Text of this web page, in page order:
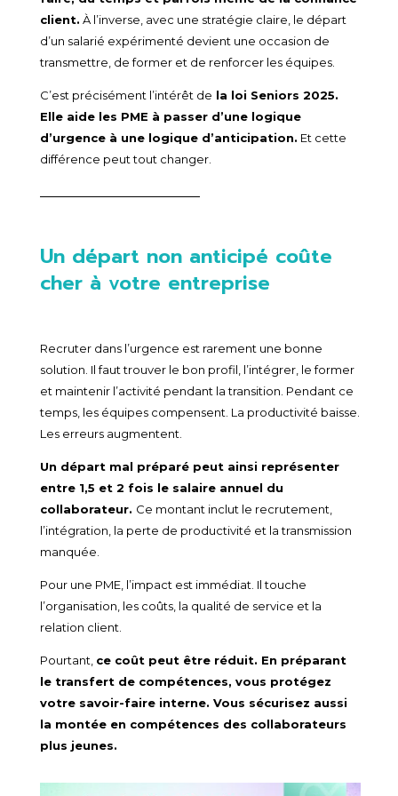
client. À l’inverse, avec une stratégie claire, le départ
d’un salarié expérimenté devient une occasion de
transmettre, de former et de renforcer les équipes.
C’est précisément l’intérêt de la loi Seniors 2025.
Elle aide les PME à passer d’une logique
d’urgence à une logique d’anticipation. Et cette
différence peut tout changer.
Un départ non anticipé coûte
cher à votre entreprise
Recruter dans l’urgence est rarement une bonne
solution. Il faut trouver le bon profil, l’intégrer, le former
et maintenir l’activité pendant la transition. Pendant ce
temps, les équipes compensent. La productivité baisse.
Les erreurs augmentent.
Un départ mal préparé peut ainsi représenter
entre 1,5 et 2 fois le salaire annuel du
collaborateur. Ce montant inclut le recrutement,
l’intégration, la perte de productivité et la transmission
manquée.
Pour une PME, l’impact est immédiat. Il touche
l’organisation, les coûts, la qualité de service et la
relation client.
Pourtant, ce coût peut être réduit. En préparant
le transfert de compétences, vous protégez
votre savoir-faire interne. Vous sécurisez aussi
la montée en compétences des collaborateurs
plus jeunes.